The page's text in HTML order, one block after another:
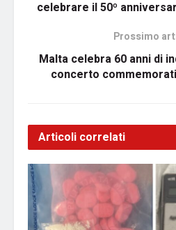
celebrare il 50º
Prossimo
Malta celebra 60 anni di
concerto
Articoli correlati